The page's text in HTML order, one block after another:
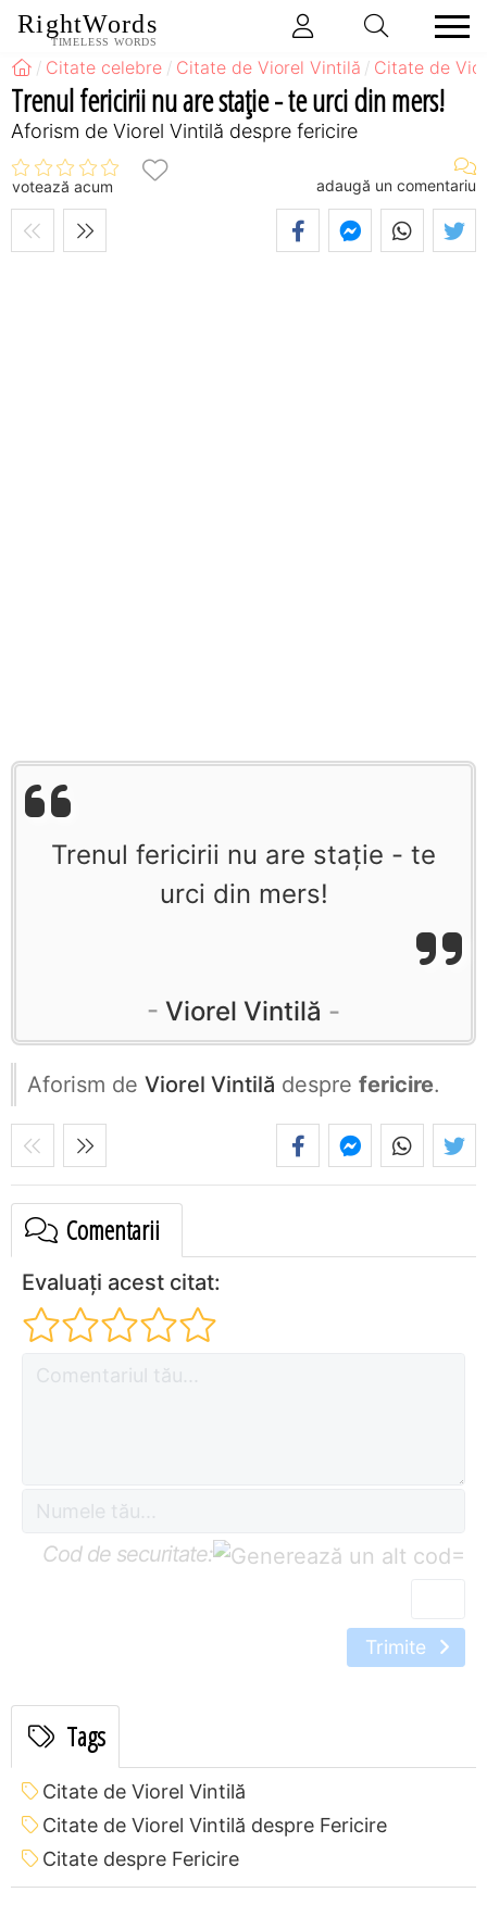
RightWords
TIMELESS WORDS
Citate celebre Citate de Viorel Vintilă Citate de
Trenul fericirii nu are staţie - te urci din mers!
Aforism de Viorel Vintilă despre fericire
votează acum adaugă un comentariu
Trenul fericirii nu are staţie - te
urci din mers!
Viorel Vintilă
Aforism de Viorel Vintilă despre fericire.
Comentarii
Evaluați acest citat:
Cod de securitate: =
Trimite
Tags
Citate de Viorel Vintilă
Citate de Viorel Vintilă despre Fericire
Citate despre Fericire